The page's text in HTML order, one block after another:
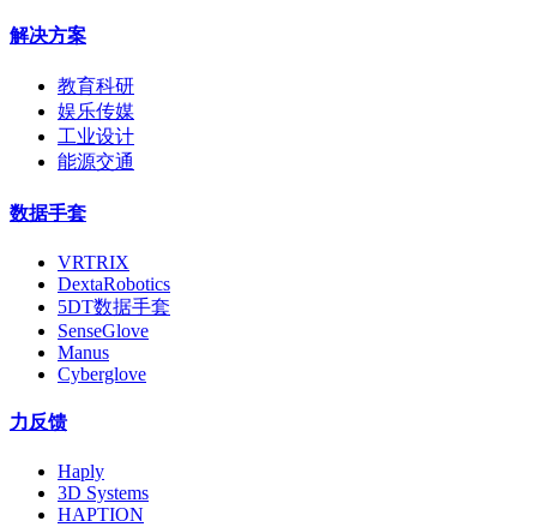
解决方案
教育科研
娱乐传媒
工业设计
能源交通
数据手套
VRTRIX
DextaRobotics
5DT数据手套
SenseGlove
Manus
Cyberglove
力反馈
Haply
3D Systems
HAPTION